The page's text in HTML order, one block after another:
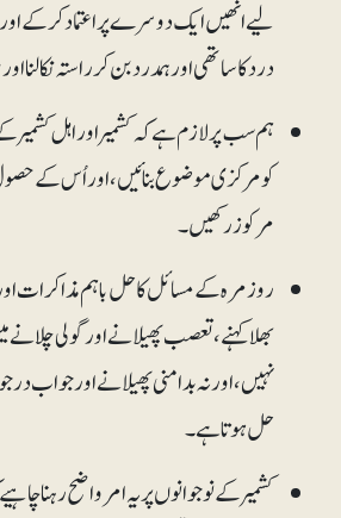
لیے انھیں ایک دوسرے پر اعتماد
درد کا ساتھی اور ہمدرد بن کر راستہ نکالنا
ہم سب پر لازم ہے کہ کشمیر اور اہل
کو مرکزی موضوع بنائیں، اور اُس کے
مرکوز رکھیں۔
روزمرہ کے مسائل کا حل باہم مذاکرات اور
بھلا کہنے، تعصب پھیلانے اور گولی چلانے
نہیں، اور نہ بدامنی پھیلانے اور جواب
حل ہوتا ہے۔
کشمیر کے نوجوانوں پر یہ امر واضح رہنا